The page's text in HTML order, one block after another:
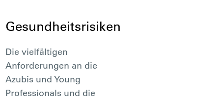
Gesundheitsrisiken
Die vielfältigen
Anforderungen an die
Azubis und Young
Professionals und die